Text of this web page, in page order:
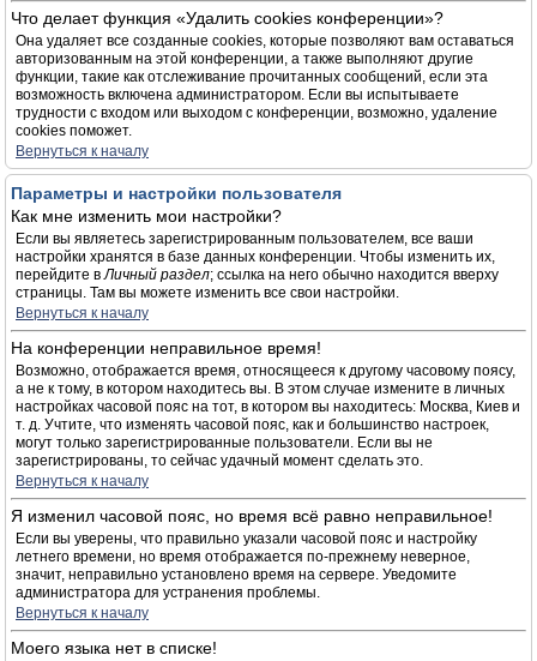
Что делает функция «Удалить cookies конференции»?
Она удаляет все созданные cookies, которые позволяют вам оставаться
авторизованным на этой конференции, а также выполняют другие
функции, такие как отслеживание прочитанных сообщений, если эта
возможность включена администратором. Если вы испытываете
трудности с входом или выходом с конференции, возможно, удаление
cookies поможет.
Вернуться к началу
Параметры и настройки пользователя
Как мне изменить мои настройки?
Если вы являетесь зарегистрированным пользователем, все ваши
настройки хранятся в базе данных конференции. Чтобы изменить их,
перейдите вЛичный раздел; ссылка на него обычно находится вверху
страницы. Там вы можете изменить все свои настройки.
Вернуться к началу
На конференции неправильное время!
Возможно, отображается время, относящееся к другому часовому поясу,
а не к тому, в котором находитесь вы. В этом случае измените в личных
настройках часовой пояс на тот, в котором вы находитесь: Москва, Киев и
т. д. Учтите, что изменять часовой пояс, как и большинство настроек,
могут только зарегистрированные пользователи. Если вы не
зарегистрированы, то сейчас удачный момент сделать это.
Вернуться к началу
Я изменил часовой пояс, но время всё равно неправильное!
Если вы уверены, что правильно указали часовой пояс и настройку
летнего времени, но время отображается по-прежнему неверное,
значит, неправильно установлено время на сервере. Уведомите
администратора для устранения проблемы.
Вернуться к началу
Моего языка нет в списке!